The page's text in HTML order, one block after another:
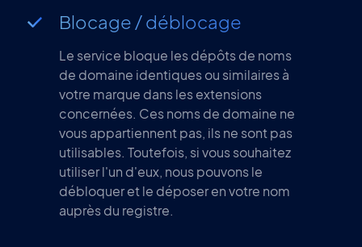
Blocage / déblocage
Le service bloque les dépôts de noms
de domaine identiques ou similaires à
votre marque dans les extensions
concernées. Ces noms de domaine ne
vous appartiennent pas, ils ne sont pas
utilisables. Toutefois, si vous souhaitez
utiliser l'un d'eux, nous pouvons le
débloquer et le déposer en votre nom
auprès du registre.